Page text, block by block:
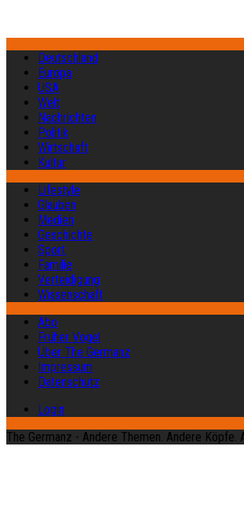
Deutschland
Europa
USA
Welt
Nachrichten
Politik
Wirtschaft
Kultur
Lifestyle
Glauben
Medien
Geschichte
Sport
Familie
Verteidigung
Wissenschaft
Abo
Früher Vogel
Über The Germanz
Impressum
Datenschutz
Login
The Germanz - Andere Themen. Andere Köpfe.